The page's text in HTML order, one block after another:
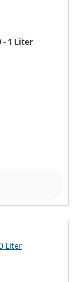
- 1 Liter